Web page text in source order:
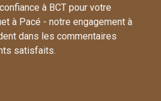
à BCT pour votre
à Pacé - notre engagement à
dans les commentaires
satisfaits.